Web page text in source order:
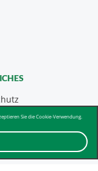
Sie die Cookie-Verwendung.